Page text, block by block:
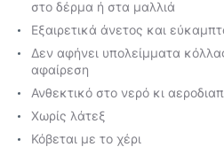
στο δέρμα ή στα μαλλιά
Εξαιρετικά άνετος και
Δεν αφήνει υπολείμματα
αφαίρεση
Ανθεκτικό στο νερό κι
Χωρίς λάτεξ
Κόβεται με το χέρι